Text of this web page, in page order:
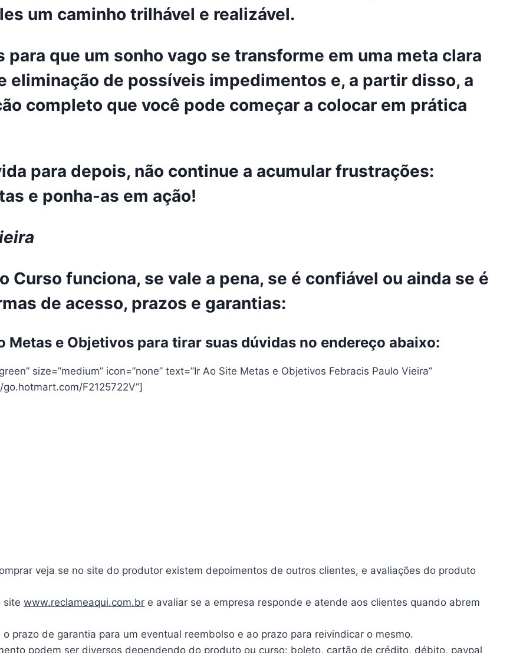
um caminho trilhável e realizável.
para que um sonho vago se transforme em uma meta clara
eliminação de possíveis impedimentos e, a partir disso, a
completo que você pode começar a colocar em prática
para depois, não continue a acumular frustrações:
e ponha-as em ação!
Curso funciona, se vale a pena, se é confiável ou ainda se é
de acesso, prazos e garantias:
Metas e Objetivos para tirar suas dúvidas no endereço abaixo:
size=”medium” icon=”none” text=”Ir Ao Site Metas e Objetivos Febracis Paulo Vieira”
F2125722V”]
veja se no site do produtor existem depoimentos de outros clientes, e avaliações do produto
site www.reclameaqui.com.br e avaliar se a empresa responde e atende aos clientes quando abrem
prazo de garantia para um eventual reembolso e ao prazo para reivindicar o mesmo.
podem ser diversos dependendo do produto ou curso: boleto, cartão de crédito, débito, paypal